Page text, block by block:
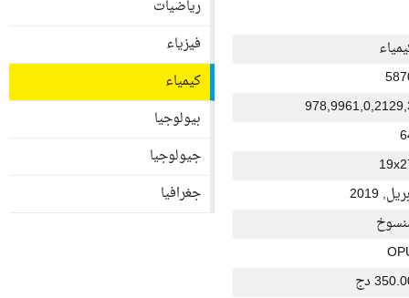
2019
دج
رياضيات
فيزياء
كيمياء
بيولوجيا
جيولوجيا
جغرافيا